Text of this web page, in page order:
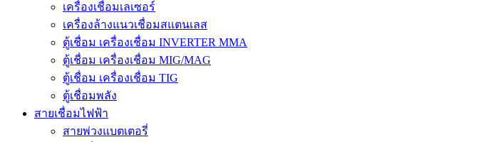
เครื่องเชื่อมเลเซอร์
เครื่องล้างแนวเชื่อมสแตนเลส
ตู้เชื่อม เครื่องเชื่อม INVERTER MMA
ตู้เชื่อม เครื่องเชื่อม MIG/MAG
ตู้เชื่อม เครื่องเชื่อม TIG
ตู้เชื่อมพลัง
สายเชื่อมไฟฟ้า
สายพ่วงแบตเตอรี่